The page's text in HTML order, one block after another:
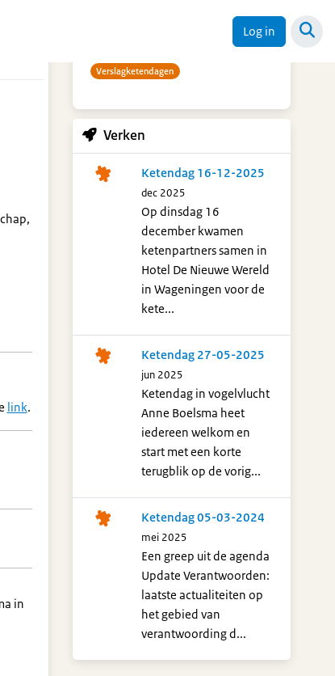
Log in
link.
in
Verslagketendagen
Verken
Ketendag 16-12-2025
dec 2025
Op dinsdag 16
december kwamen
ketenpartners samen in
Hotel De Nieuwe Wereld
in Wageningen voor de
kete...
Ketendag 27-05-2025
jun 2025
Ketendag in vogelvlucht
Anne Boelsma heet
iedereen welkom en
start met een korte
terugblik op de vorig...
Ketendag 05-03-2024
mei 2025
Een greep uit de agenda
Update Verantwoorden:
laatste actualiteiten op
het gebied van
verantwoording d...